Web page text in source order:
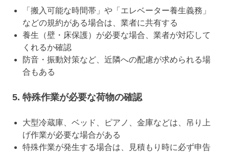
「搬入可能な時間帯」や「エレベーター養生義務」
などの規約がある場合は、業者に共有する
養生（壁・床保護）が必要な場合、業者が対応して
くれるか確認
防音・振動対策など、近隣への配慮が求められる場
合もある
5. 特殊作業が必要な荷物の確認
大型冷蔵庫、ベッド、ピアノ、金庫などは、吊り上
げ作業が必要な場合がある
特殊作業が発生する場合は、見積もり時に必ず申告